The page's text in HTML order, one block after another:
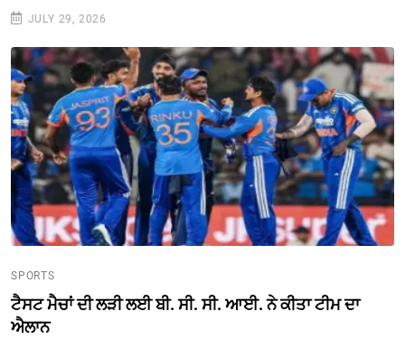
JULY 29, 2026
SPORTS
ਟੈਸਟ ਮੈਚਾਂ ਦੀ ਲੜੀ ਲਈ ਬੀ. ਸੀ. ਸੀ. ਆਈ. ਨੇ ਕੀਤਾ ਟੀਮ ਦਾ
ਐਲਾਨ